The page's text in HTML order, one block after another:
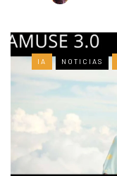
IA NOTICIAS